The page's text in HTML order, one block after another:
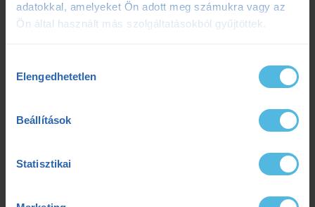
adatokkal, amelyeket Ön adott meg számukra vagy az
Ön által használt más szolgáltatásokból gyűjtöttek.
kiválasztása
Elengedhetetlen
Beállítások
Statisztikai
Prémium edzéstervezés pulzus pályateszt
Szilágyi Tibi
teljesítménydiagnosztika